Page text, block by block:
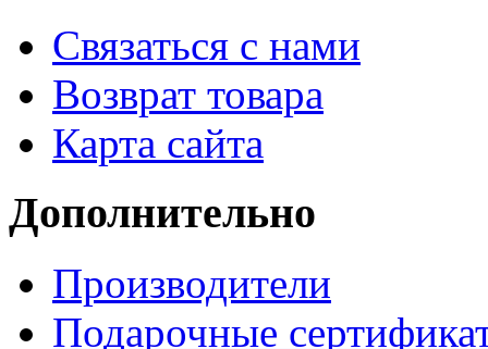
Связаться с нами
Возврат товара
Карта сайта
Дополнительно
Производители
Подарочные